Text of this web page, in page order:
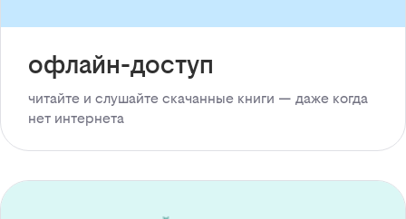
офлайн-доступ
читайте и слушайте скачанные книги — даже когда
нет интернета